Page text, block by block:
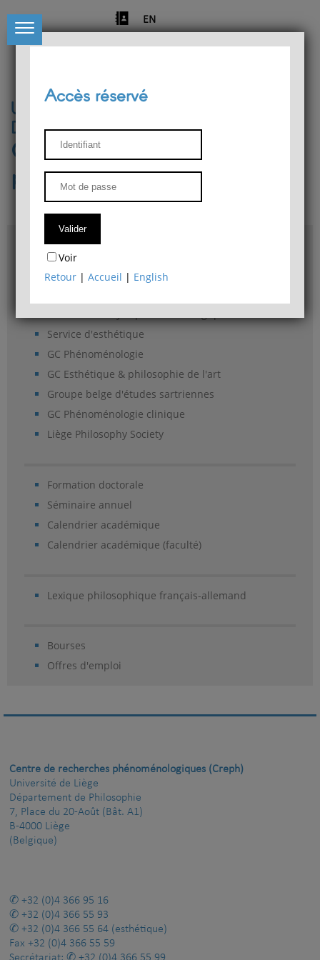
EN
Université de Liège
Département de philosophie
Centre de recherches
phénoménologiques
Accès & plans
Bibliothèque du Département de philosophie
Service d'esthétique
GC Phénoménologie
GC Esthétique & philosophie de l'art
Groupe belge d'études sartriennes
GC Phénoménologie clinique
Liège Philosophy Society
Formation doctorale
Séminaire annuel
Calendrier académique
Calendrier académique (faculté)
Lexique philosophique français-allemand
Bourses
Offres d'emploi
Accès réservé
Voir
Retour |Accueil | English
Centre de recherches phénoménologiques (Creph)
Université de Liège
Département de Philosophie
7, Place du 20-Août (Bât. A1)
B-4000 Liège
(Belgique)
+32 (0)4 366 95 16
+32 (0)4 366 55 93
+32 (0)4 366 55 64 (esthétique)
Fax +32 (0)4 366 55 59